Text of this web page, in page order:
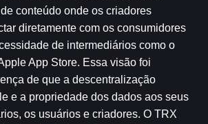
conteúdo onde os criadores
diretamente com os consumidores
de intermediários como o
App Store. Essa visão foi
de que a descentralização
e a propriedade dos dados aos seus
os usuários e criadores. O TRX